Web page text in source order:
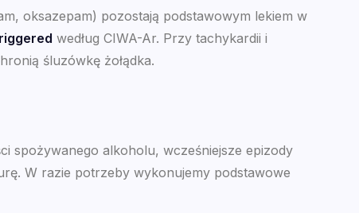
oksazepam) pozostają podstawowym lekiem w
według CIWA-Ar. Przy tachykardii i
śluzówkę żołądka.
spożywanego alkoholu, wcześniejsze epizody
W razie potrzeby wykonujemy podstawowe